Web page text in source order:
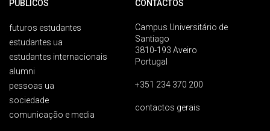
PÚBLICOS
futuros estudantes
estudantes ua
estudantes internacionais
alumni
pessoas ua
sociedade
comunicação e media
CONTACTOS
Campus Universitário de
Santiago
3810-193 Aveiro
Portugal
+351 234 370 200
contactos gerais